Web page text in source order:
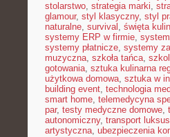
stolarstwo, strategia marki,
glamour, styl klasyczny, styl
naturalne, survival , święta
systemy ERP w firmie,
systemy płatnicze, systemy
muzyczna, szkoła tańca,
gotowania, sztuka kulinarna
użytkowa domowa, sztuka w
building event, technologia
smart home, telemedycyna
par, testy medyczne domowe,
autonomiczny, transport
artystyczna, ubezpieczenia